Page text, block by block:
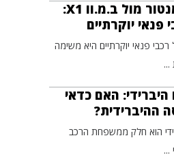
קופרה פורמנטור מול ב.מ.וו X1:
פנאי יוקרתיים
פנאי יוקרתיים היא משימה
...
האם כדאי
ההיברידית?
הוא חלק ממשפחת הרכב